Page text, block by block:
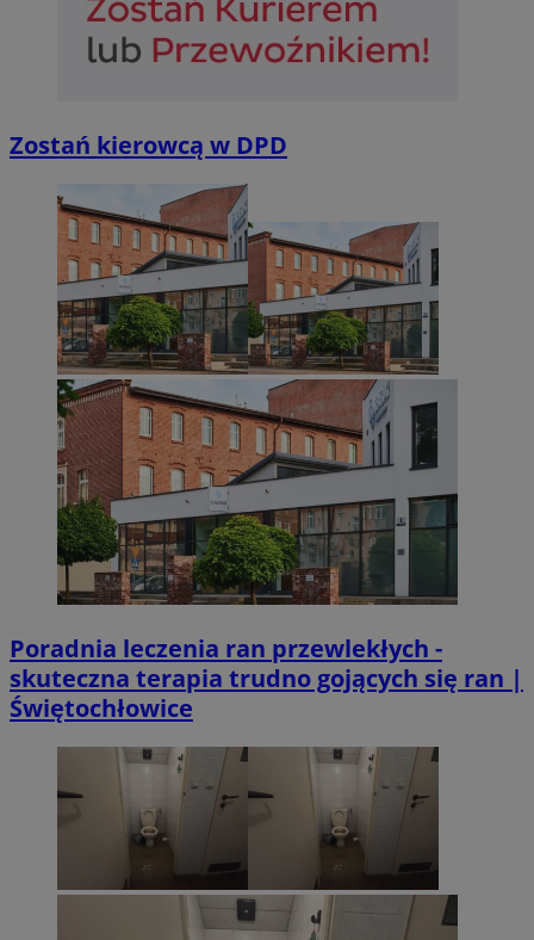
Zostań kierowcą w DPD
Poradnia leczenia ran przewlekłych -
skuteczna terapia trudno gojących się ran |
Świętochłowice